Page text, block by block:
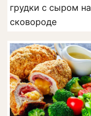
грудки с сыром на
сковороде